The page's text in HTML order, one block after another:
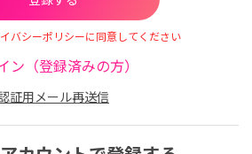
バシーポリシーに同意してください
ン（登録済みの方）
証用メール再送信